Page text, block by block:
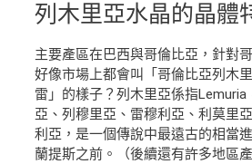
列木里亞水晶的晶體
主要產區在巴西與哥倫比亞，針對
好像市場上都會叫「哥倫比亞列木
雷」的樣子？列木里亞係指Lemuria
亞、列穆里亞、雷穆利亞、利莫里
利亞，是一個傳說中最遠古的相當
蘭提斯之前。（後續還有許多地區